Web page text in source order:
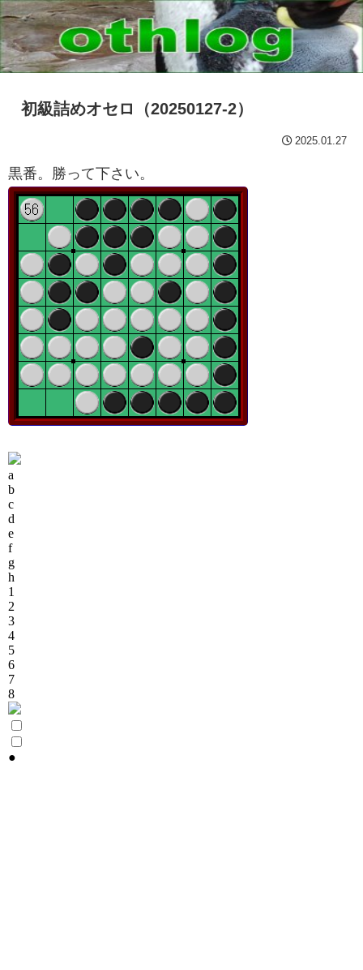
初級詰めオセロ（20250127-2）
2025.01.27
黒番。勝って下さい。